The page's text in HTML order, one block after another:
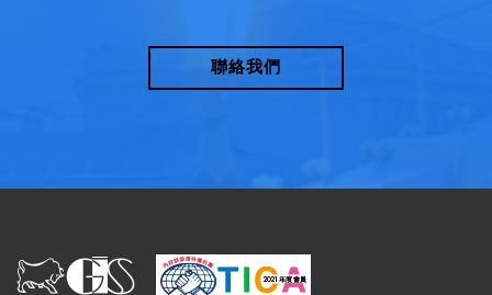
聯絡我們